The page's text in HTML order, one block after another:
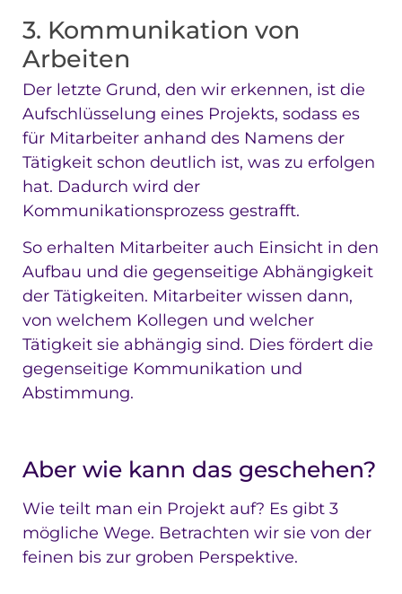
3. Kommunikation von
Arbeiten
Der letzte Grund, den wir erkennen, ist die
Aufschlüsselung eines Projekts, sodass es
für Mitarbeiter anhand des Namens der
Tätigkeit schon deutlich ist, was zu erfolgen
hat. Dadurch wird der
Kommunikationsprozess gestrafft.
So erhalten Mitarbeiter auch Einsicht in den
Aufbau und die gegenseitige Abhängigkeit
der Tätigkeiten. Mitarbeiter wissen dann,
von welchem Kollegen und welcher
Tätigkeit sie abhängig sind. Dies fördert die
gegenseitige Kommunikation und
Abstimmung.
Aber wie kann das geschehen?
Wie teilt man ein Projekt auf? Es gibt 3
mögliche Wege. Betrachten wir sie von der
feinen bis zur groben Perspektive.